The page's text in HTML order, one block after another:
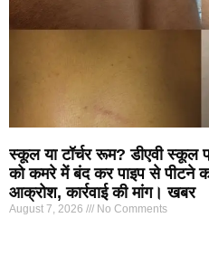
स्कूल या टॉर्चर रूम? डीएवी स्कूल
को कमरे में बंद कर पाइप से पीटने
आक्रोश, कार्रवाई की मांग। खबर
August 7, 2026 No Comments